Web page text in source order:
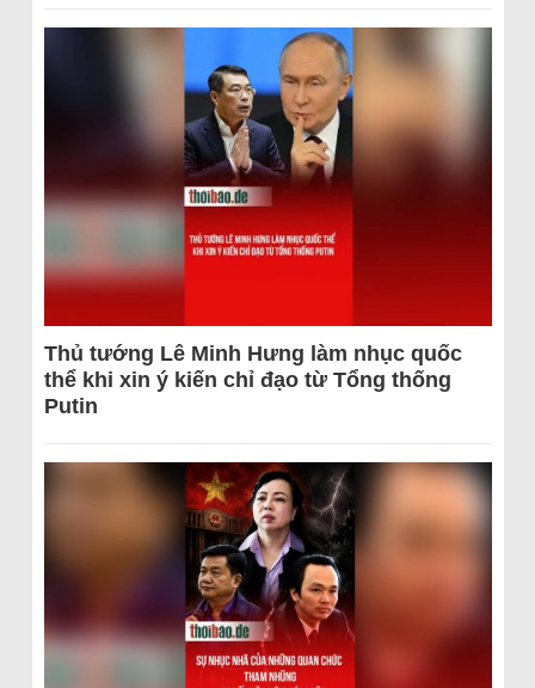
Thủ tướng Lê Minh Hưng làm nhục quốc
thể khi xin ý kiến chỉ đạo từ Tổng thống
Putin